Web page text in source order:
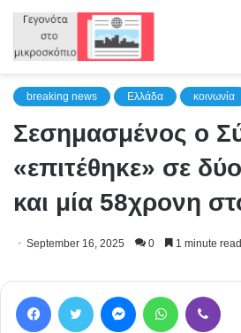
breaking news Ελλάδα κοινωνία
Σεσημασμένος ο
«επιτέθηκε» σε
και μία 58χρονη
September 16, 2025 0 1 minute read
Facebook Twitter MessengerWhatsApp